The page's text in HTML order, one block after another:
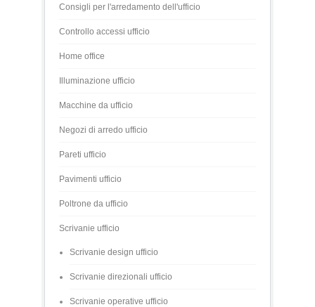
Consigli per l'arredamento dell'ufficio
Controllo accessi ufficio
Home office
Illuminazione ufficio
Macchine da ufficio
Negozi di arredo ufficio
Pareti ufficio
Pavimenti ufficio
Poltrone da ufficio
Scrivanie ufficio
Scrivanie design ufficio
Scrivanie direzionali ufficio
Scrivanie operative ufficio